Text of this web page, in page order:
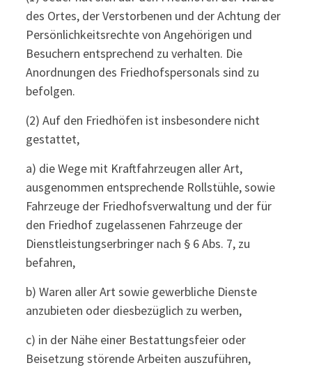
des Ortes, der Verstorbenen und der Achtung der
Persönlichkeitsrechte von Angehörigen und
Besuchern entsprechend zu verhalten. Die
Anordnungen des Friedhofspersonals sind zu
befolgen.
(2) Auf den Friedhöfen ist insbesondere nicht
gestattet,
a) die Wege mit Kraftfahrzeugen aller Art,
ausgenommen entsprechende Rollstühle, sowie
Fahrzeuge der Friedhofsverwaltung und der für
den Friedhof zugelassenen Fahrzeuge der
Dienstleistungserbringer nach § 6 Abs. 7, zu
befahren,
b) Waren aller Art sowie gewerbliche Dienste
anzubieten oder diesbezüglich zu werben,
c) in der Nähe einer Bestattungsfeier oder
Beisetzung störende Arbeiten auszuführen,